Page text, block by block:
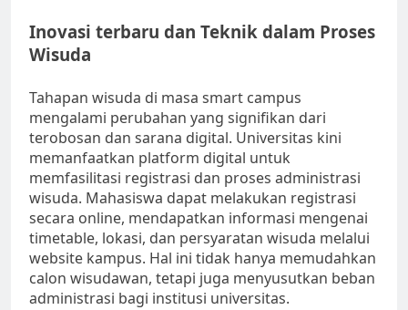
Inovasi terbaru dan Teknik dalam Proses
Wisuda
Tahapan wisuda di masa smart campus
mengalami perubahan yang signifikan dari
terobosan dan sarana digital. Universitas kini
memanfaatkan platform digital untuk
memfasilitasi registrasi dan proses administrasi
wisuda. Mahasiswa dapat melakukan registrasi
secara online, mendapatkan informasi mengenai
timetable, lokasi, dan persyaratan wisuda melalui
website kampus. Hal ini tidak hanya memudahkan
calon wisudawan, tetapi juga menyusutkan beban
administrasi bagi institusi universitas.